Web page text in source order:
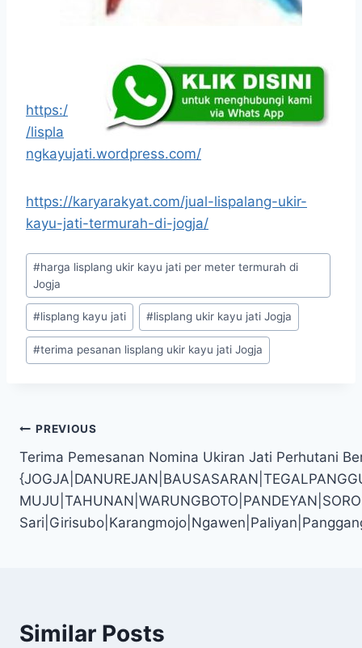
https:/
/lispla
ngkayujati.wordpress.com/
https://karyarakyat.com/jual-lispalang-ukir-
kayu-jati-termurah-di-jogja/
#harga lisplang ukir kayu jati per meter termurah di
Jogja
#lisplang kayu jati #lisplang ukir kayu jati Jogja
#terima pesanan lisplang ukir kayu jati Jogja
PREVIOUS
Terima Pemesanan Nomina Ukiran Jati Perhutani
Similar Posts